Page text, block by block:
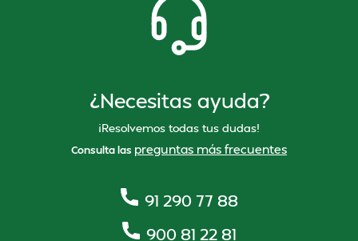
¿Necesitas ayuda?
¡Resolvemos todas tus dudas!
Consulta las preguntas más frecuentes
91 290 77 88
900 81 22 81